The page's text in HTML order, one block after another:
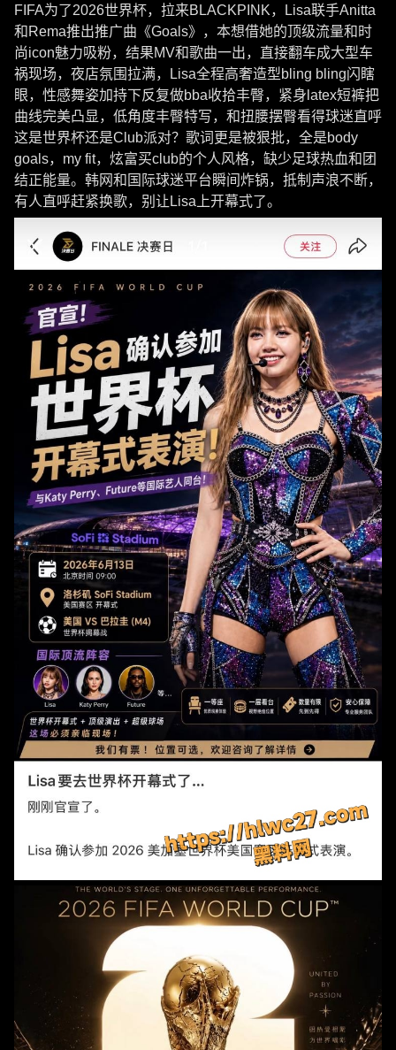
FIFA为了2026世界杯，拉来BLACKPINK，Lisa联手Anitta
和Rema推出推广曲《Goals》，本想借她的顶级流量和时
尚icon魅力吸粉，结果MV和歌曲一出，直接翻车成大型车
祸现场，夜店氛围拉满，Lisa全程高奢造型bling bling闪瞎
眼，性感舞姿加持下反复做bba收拾丰臀，紧身latex短裤把
曲线完美凸显，低角度丰臀特写，和扭腰摆臀看得球迷直呼
这是世界杯还是Club派对？歌词更是被狠批，全是body
goals，my fit，炫富买club的个人风格，缺少足球热血和团
结正能量。韩网和国际球迷平台瞬间炸锅，抵制声浪不断，
有人直呼赶紧换歌，别让Lisa上开幕式了。